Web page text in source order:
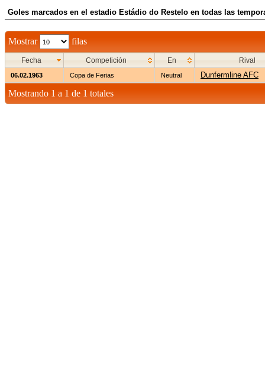
Goles marcados en el estadio Estádio do Restelo en todas las
Mostrar filas
Fecha Competición En Rival
06.02.1963 Copa de Ferias Neutral Dunfermline AFC
Mostrando 1 a 1 de 1 totales